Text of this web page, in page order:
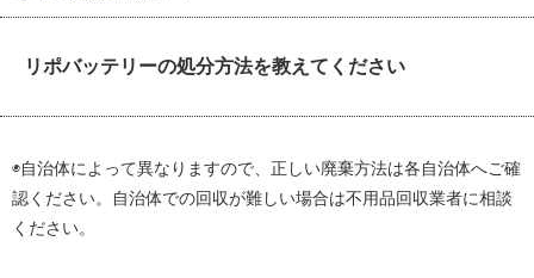
カメラ・スタビライザー
水中ドローン(ROV)・水中スクーター
RC・ロボット部品
リポバッテリーの処分方法を教えてください
◉自治体によって異なりますので、正しい廃棄方法は各自治体へご確
認ください。自治体での回収が難しい場合は不用品回収業者に相談
ください。